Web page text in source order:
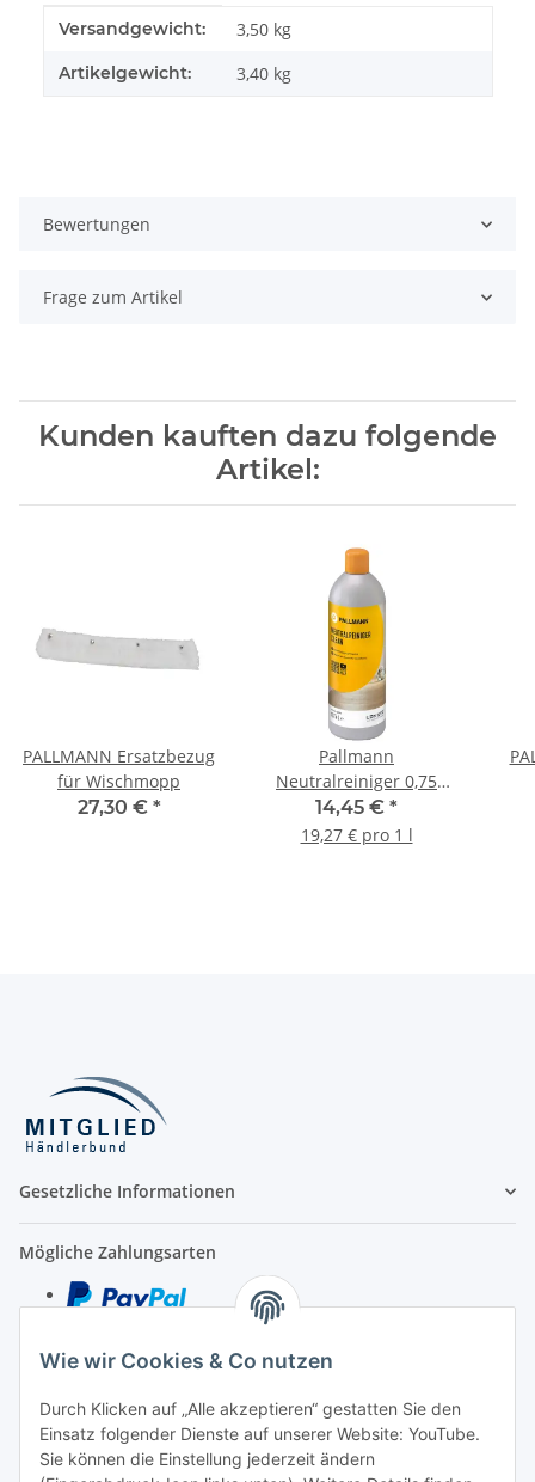
Wie wir Cookies & Co nutzen
Durch Klicken auf „Alle akzeptieren“ gestatten Sie den
Einsatz folgender Dienste auf unserer Website: YouTube.
Sie können die Einstellung jederzeit ändern
Produkteigenschaft
Wert
Versandgewicht: 3,50 kg
Artikelgewicht: 3,40 kg
Bewertungen
Frage zum Artikel
Kunden kauften dazu folgende
Artikel:
PALLMANN Ersatzbezug
für Wischmopp
27,30 € *
Pallmann
Neutralreiniger 0,75
Liter
14,45 € *
19,27 € pro 1 l
Gesetzliche Informationen
Mögliche Zahlungsarten
Rechnung
Vorkasse